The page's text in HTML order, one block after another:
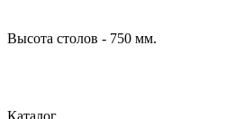
Высота столов - 750 мм.
Каталог